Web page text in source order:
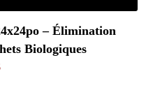
– Élimination
Biologiques